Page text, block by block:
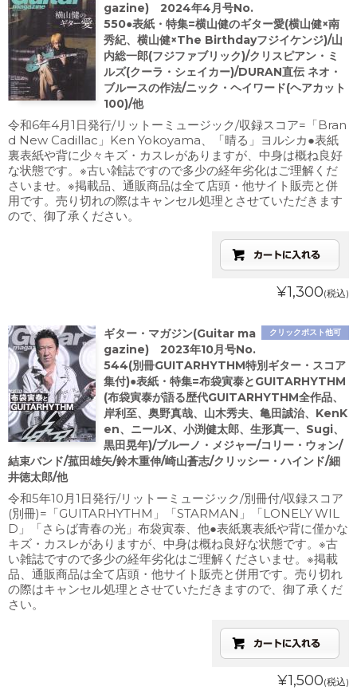
gazine) 2024年4月号No.
550●表紙・特集=横山健のギター愛(横山健×南
秀紀、横山健×The Birthdayフジイケンジ)/山
内総一郎(フジファブリック)/クリスピアン・ミ
ルズ(クーラ・シェイカー)/DURAN直伝 ネオ・
ブルースの作法/ニック・ヘイワード(ヘアカット
100)/他
令和6年4月1日発行/リットーミュージック/収録スコア=「Bran
d New Cadillac」Ken Yokoyama、「晴る」ヨルシカ●表紙
裏表紙や背に少々キズ・カスレがありますが、中身は概ね良好
な状態です。※古い雑誌ですので多少の経年劣化はご理解くだ
さいませ。※掲載品、通販商品は全て店頭・他サイト販売と併
用です。売り切れの際はキャンセル処理とさせていただきます
ので、御了承ください。
¥1,300(税込)
クリックポスト他可
ギター・マガジン(Guitar ma
gazine) 2023年10月号No.
544(別冊GUITARHYTHM特別ギター・スコア
集付)●表紙・特集=布袋寅泰とGUITARHYTHM
(布袋寅泰が語る歴代GUITARHYTHM全作品、
岸利至、奥野真哉、山木秀夫、亀田誠治、KenK
en、ニールX、小渕健太郎、生形真一、Sugi、
黒田晃年)/ブルーノ・メジャー/コリー・ウォン/
結束バンド/菰田雄矢/鈴木重伸/崎山蒼志/クリッシー・ハインド/細
井徳太郎/他
令和5年10月1日発行/リットーミュージック/別冊付/収録スコア
(別冊)=「GUITARHYTHM」「STARMAN」「LONELY WIL
D」「さらば青春の光」布袋寅泰、他●表紙裏表紙や背に僅かな
キズ・カスレがありますが、中身は概ね良好な状態です。※古
い雑誌ですので多少の経年劣化はご理解くださいませ。※掲載
品、通販商品は全て店頭・他サイト販売と併用です。売り切れ
の際はキャンセル処理とさせていただきますので、御了承くだ
さい。
¥1,500(税込)